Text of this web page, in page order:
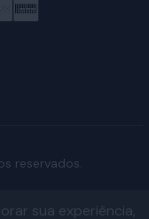
reservados.
sua experiência,